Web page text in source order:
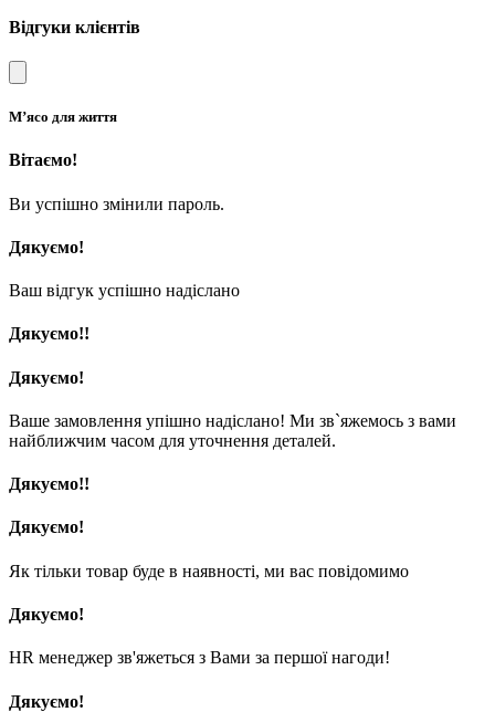
Відгуки клієнтів
М’ясо для життя
Вітаємо!
Ви успішно змінили пароль.
Дякуємо!
Ваш відгук успішно надіслано
Дякуємо!!
Дякуємо!
Ваше замовлення упішно надіслано! Ми зв`яжемось з вами
найближчим часом для уточнення деталей.
Дякуємо!!
Дякуємо!
Як тільки товар буде в наявності, ми вас повідомимо
Дякуємо!
HR менеджер зв'яжеться з Вами за першої нагоди!
Дякуємо!